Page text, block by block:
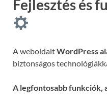
Fejlesztés és
A weboldaltWordPress
biztonságos
A legfontosabb funkciók,